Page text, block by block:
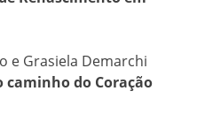
e Grasiela Demarchi
caminho do Coração